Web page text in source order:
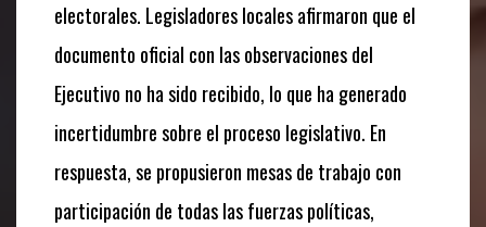
electorales. Legisladores locales afirmaron que el
documento oficial con las observaciones del
Ejecutivo no ha sido recibido, lo que ha generado
incertidumbre sobre el proceso legislativo. En
respuesta, se propusieron mesas de trabajo con
participación de todas las fuerzas políticas,